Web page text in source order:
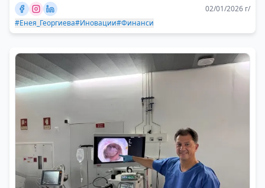
02/01/2026 г/
#Енея_Георгиева#Иновации#Финанси